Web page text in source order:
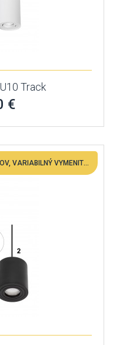
Track
€
VHODNÉ DO BYTOVÝCH PRIESTOROV, VARIABILNÝ VYMENITEĽNÁ LED